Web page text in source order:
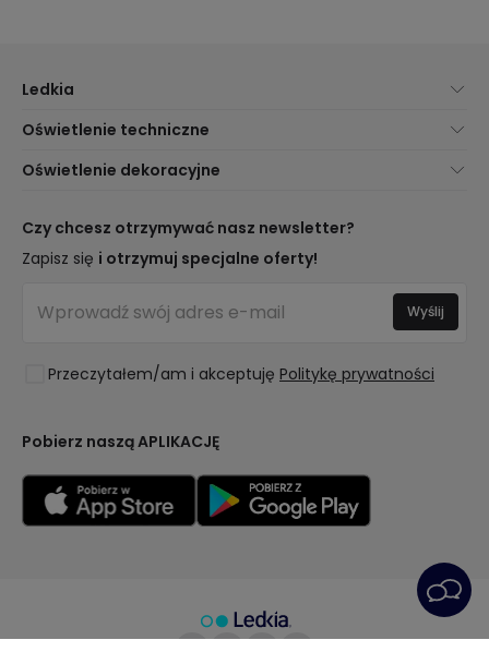
Ledkia
Obsługa Klienta
Metody Dostawy
Jesteś Profesjonalistą?
Najczęściej Zadawane Pytania (FAQ)
Oświetlenie techniczne
Marki
Kalkulator Oszczędności LED
Kosztorysy
Oświetlenie dla firm
Oświetlenie dekoracyjne
Trendy
Najlepsze Marki
Pomieszczenia
Kolekcje
Czy chcesz otrzymywać nasz newsletter?
Zapisz się i otrzymuj specjalne oferty!
Przeczytałem/am i akceptuję Politykę prywatności
Wyślij
Pobierz naszą APLIKACJĘ